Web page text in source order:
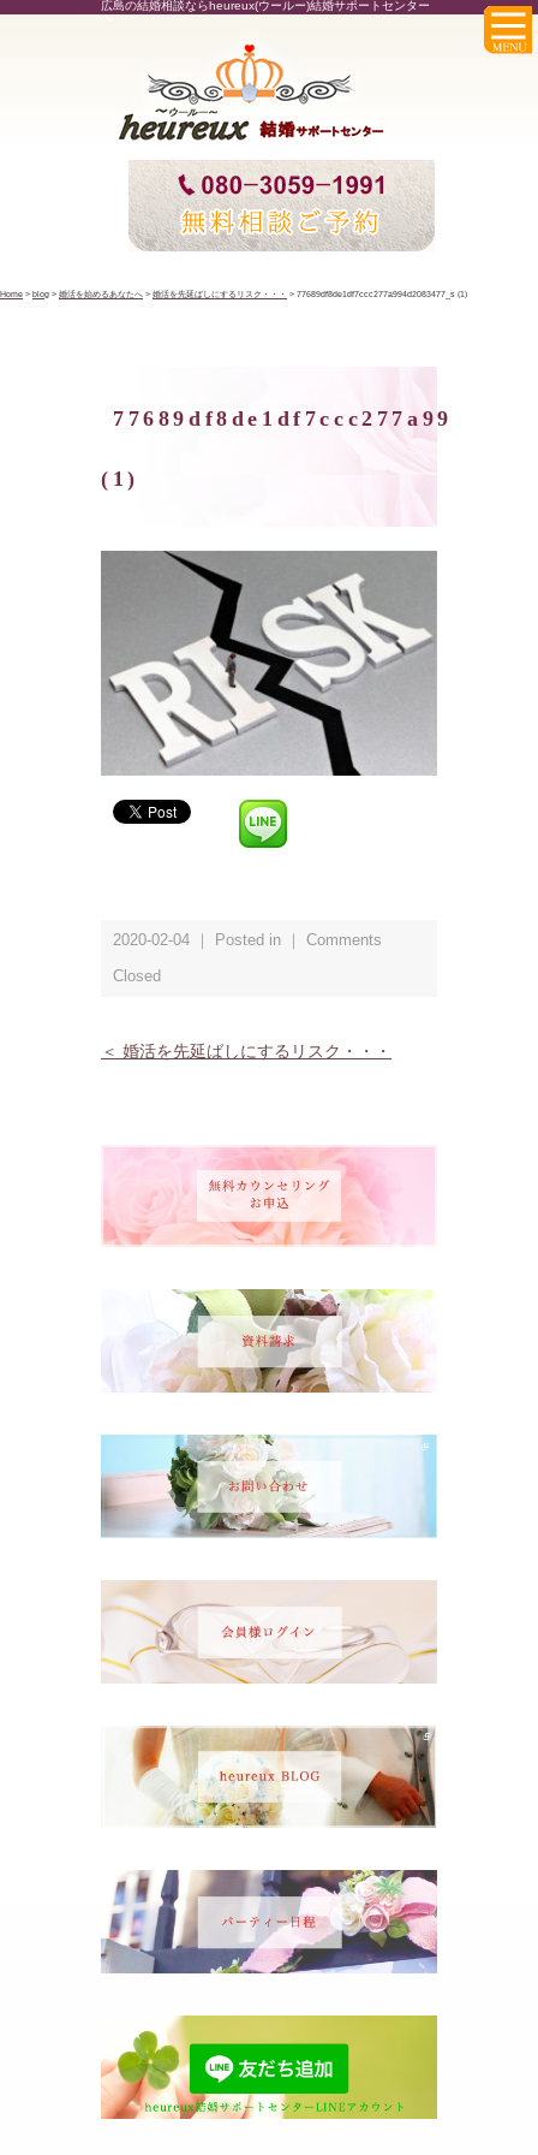
広島の結婚相談ならheureux(ウールー)結婚サポートセンター
へ
Home > blog > 婚活を始めるあなたへ > 婚活を先延ばしにするリスク・・・ > 77689df8de1df7ccc277a994d2083477_s (1)
(1)
2020-02-04 ｜ Posted in ｜ Comments
Closed
＜ 婚活を先延ばしにするリスク・・・